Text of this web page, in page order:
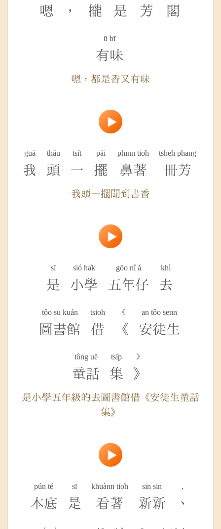
嗯 ， 攏 是 芳 閣
ū bī
有味
嗯，都是香又有味
guá
我
thâu
頭
tsi̍t
一
pái
擺
phīnn tio̍h
鼻著
tsheh phang
冊芳
我頭一擺聞到書香
sī
是
sió ha̍k
小學
gōo nî á
五年仔
khì
去
tôo su kuán
圖書館
tsioh
借
《
《
an tôo senn
安徒生
tông uē
童話
tsi̍p
集
》
》
是小學五年級的去圖書館借《安徒生童話
集》
pún té
本底
sī
是
khuànn tio̍h
看著
sin sin
新新
,
、